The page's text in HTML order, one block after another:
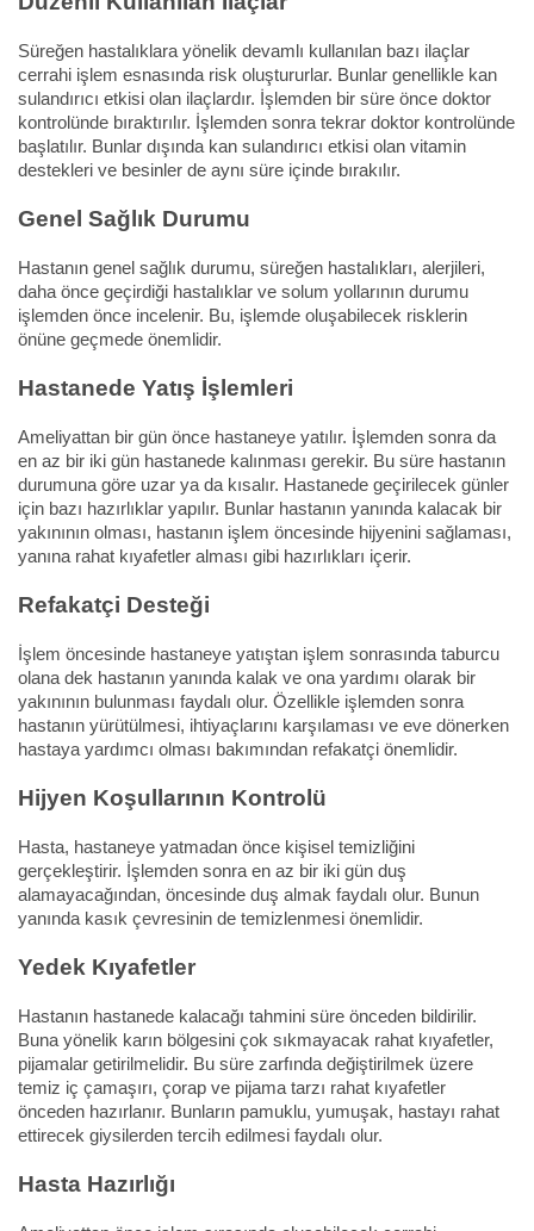
Süreğen hastalıklara yönelik devamlı kullanılan bazı ilaçlar
cerrahi işlem esnasında risk oluştururlar. Bunlar genellikle kan
sulandırıcı etkisi olan ilaçlardır. İşlemden bir süre önce doktor
kontrolünde bıraktırılır. İşlemden sonra tekrar doktor kontrolünde
başlatılır. Bunlar dışında kan sulandırıcı etkisi olan vitamin
destekleri ve besinler de aynı süre içinde bırakılır.
Genel Sağlık Durumu
Hastanın genel sağlık durumu, süreğen hastalıkları, alerjileri,
daha önce geçirdiği hastalıklar ve solum yollarının durumu
işlemden önce incelenir. Bu, işlemde oluşabilecek risklerin
önüne geçmede önemlidir.
Hastanede Yatış İşlemleri
Ameliyattan bir gün önce hastaneye yatılır. İşlemden sonra da
en az bir iki gün hastanede kalınması gerekir. Bu süre hastanın
durumuna göre uzar ya da kısalır. Hastanede geçirilecek günler
için bazı hazırlıklar yapılır. Bunlar hastanın yanında kalacak bir
yakınının olması, hastanın işlem öncesinde hijyenini sağlaması,
yanına rahat kıyafetler alması gibi hazırlıkları içerir.
Refakatçi Desteği
İşlem öncesinde hastaneye yatıştan işlem sonrasında taburcu
olana dek hastanın yanında kalak ve ona yardımı olarak bir
yakınının bulunması faydalı olur. Özellikle işlemden sonra
hastanın yürütülmesi, ihtiyaçlarını karşılaması ve eve dönerken
hastaya yardımcı olması bakımından refakatçi önemlidir.
Hijyen Koşullarının Kontrolü
Hasta, hastaneye yatmadan önce kişisel temizliğini
gerçekleştirir. İşlemden sonra en az bir iki gün duş
alamayacağından, öncesinde duş almak faydalı olur. Bunun
yanında kasık çevresinin de temizlenmesi önemlidir.
Yedek Kıyafetler
Hastanın hastanede kalacağı tahmini süre önceden bildirilir.
Buna yönelik karın bölgesini çok sıkmayacak rahat kıyafetler,
pijamalar getirilmelidir. Bu süre zarfında değiştirilmek üzere
temiz iç çamaşırı, çorap ve pijama tarzı rahat kıyafetler
önceden hazırlanır. Bunların pamuklu, yumuşak, hastayı rahat
ettirecek giysilerden tercih edilmesi faydalı olur.
Hasta Hazırlığı